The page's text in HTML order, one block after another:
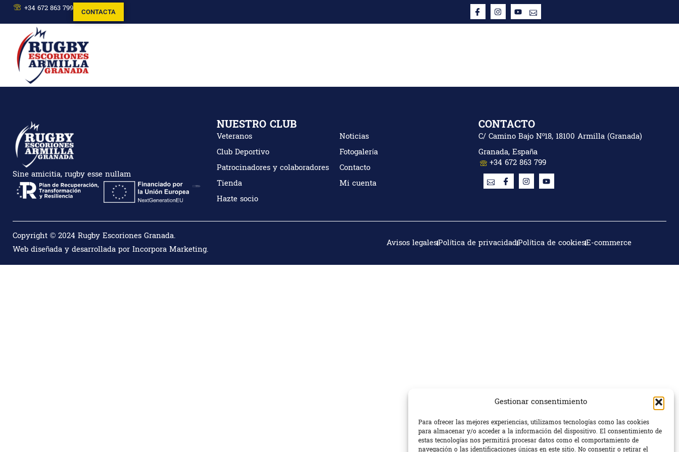
Gestionar consentimiento
Para ofrecer las mejores experiencias, utilizamos tecnologías como las cookies
para almacenar y/o acceder a la información del dispositivo. El consentimiento de
estas tecnologías nos permitirá procesar datos como el comportamiento de
navegación o las identificaciones únicas en este sitio. No consentir o retirar el
+34 672 863 799 CONTACTA
Sine amicitia, rugby esse nullam
NUESTRO CLUB
Veteranos
Club Deportivo
Patrocinadores y colaboradores
Tienda
Hazte socio
Noticias
Fotogalería
Contacto
Mi cuenta
CONTACTO
C/ Camino Bajo Nº18, 18100 Armilla (Granada)
Granada, España
+34 672 863 799
Copyright © 2024 Rugby Escoriones Granada.
Web diseñada y desarrollada por Incorpora Marketing.
Avisos legalesPolítica de privacidadPolítica de cookiesE-commerce